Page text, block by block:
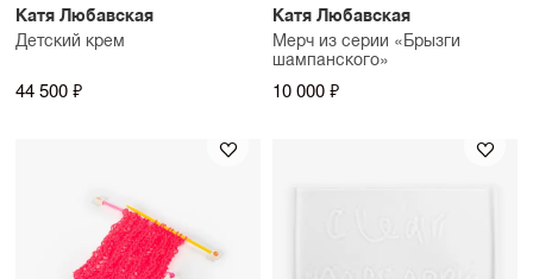
Катя Любавская
Детский крем
44 500 ₽
Катя Любавская
Мерч из серии «Брызги
шампанского»
10 000 ₽